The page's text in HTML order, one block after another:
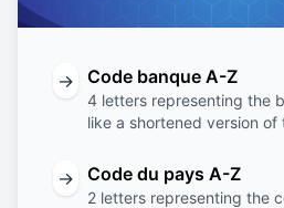
→ Code banque A-Z
4 letters representing the
like a shortened version of
→ Code du pays A-Z
2 letters representing the